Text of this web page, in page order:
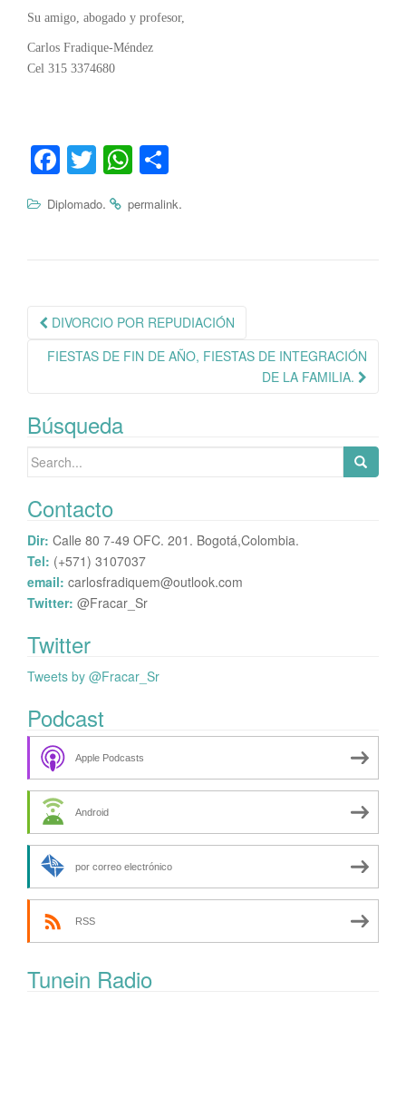
Su amigo, abogado y profesor,
Carlos Fradique-Méndez
Cel 315 3374680
Fa
bo
T
tte
W
ts
m
Diplomado. permalink.
Navegación
de
DIVORCIO POR REPUDIACIÓN
FIESTAS DE FIN DE AÑO, FIESTAS DE INTEGRACIÓN
DE LA FAMILIA.
Búsqueda
Search
Contacto
Dir: Calle 80 7-49 OFC. 201. Bogotá,Colombia.
Tel: (+571) 3107037
email: carlosfradiquem@outlook.com
Twitter: @Fracar_Sr
Twitter
Tweets by @Fracar_Sr
Podcast
Apple Podcasts
Android
por correo electrónico
RSS
Tunein Radio